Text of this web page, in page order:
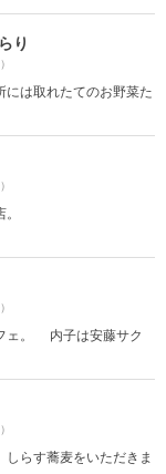
り
には取れたてのお野菜た
ェ。 内子は安藤サク
らす蕎麦をいただきま